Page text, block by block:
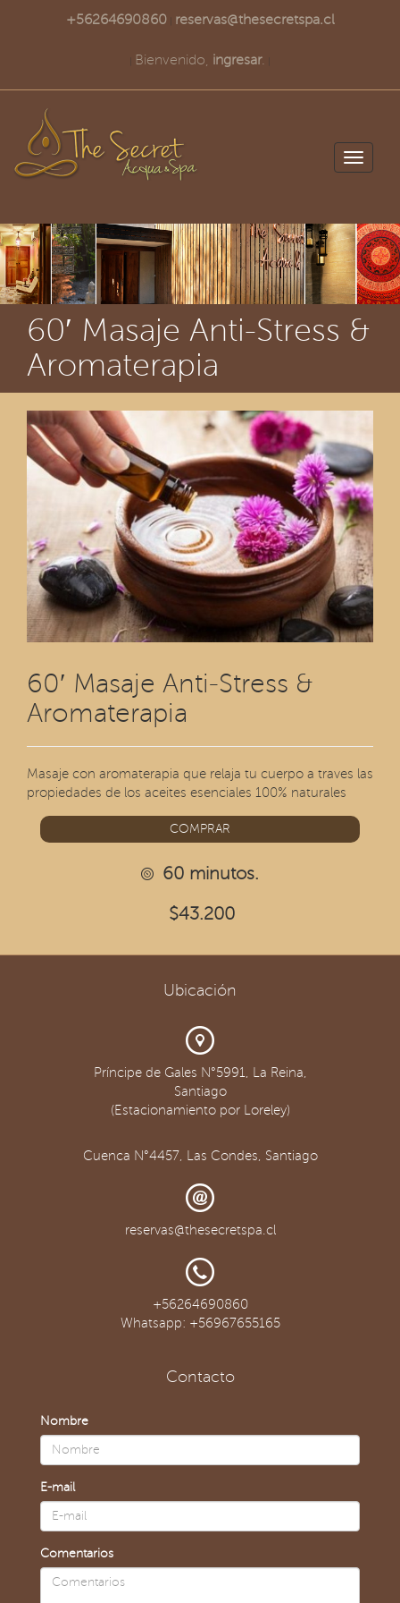
+56264690860| reservas@thesecretspa.cl
Bienvenido, ingresar.
Toggle
60′ Masaje Anti-Stress &
Aromaterapia
60′ Masaje Anti-Stress &
Aromaterapia
Masaje con aromaterapia que relaja tu cuerpo a traves las
propiedades de los aceites esenciales 100% naturales
COMPRAR
60 minutos.
$43.200
Ubicación
Príncipe de Gales N°5991, La Reina,
Santiago
(Estacionamiento por Loreley)
Cuenca N°4457, Las Condes, Santiago
reservas@thesecretspa.cl
+56264690860
Whatsapp: +56967655165
Contacto
Nombre
E-mail
Comentarios